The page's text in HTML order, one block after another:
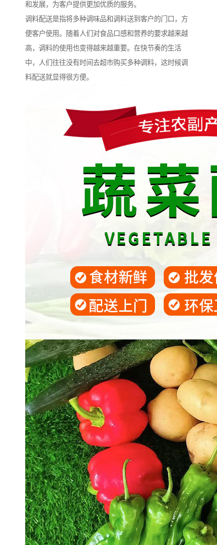
和发展，为客户提供更加优质的服务。
调料配送是指将多种调味品和调料送到客户的门口，方
便客户使用。随着人们对食品口感和营养的要求越来越
高，调料的使用也变得越来越重要。在快节奏的生活
中，人们往往没有时间去超市购买多种调料，这时候调
料配送就显得很方便。